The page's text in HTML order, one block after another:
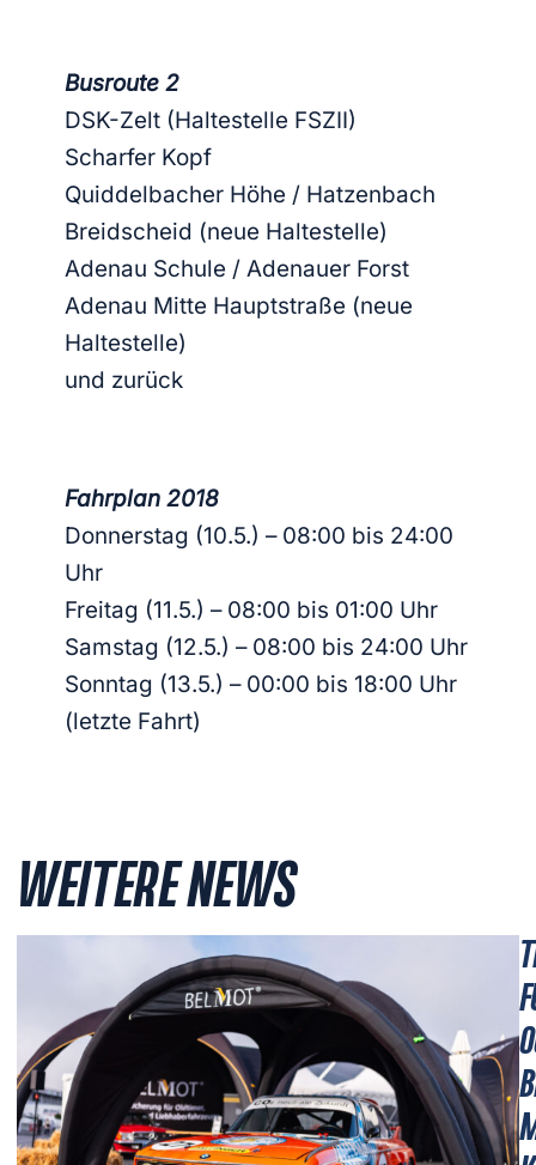
Busroute 2
DSK-Zelt (Haltestelle FSZII)
Scharfer Kopf
Quiddelbacher Höhe / Hatzenbach
Breidscheid (neue Haltestelle)
Adenau Schule / Adenauer Forst
Adenau Mitte Hauptstraße (neue
Haltestelle)
und zurück
Fahrplan 2018
Donnerstag (10.5.) – 08:00 bis 24:00
Uhr
Freitag (11.5.) – 08:00 bis 01:00 Uhr
Samstag (12.5.) – 08:00 bis 24:00 Uhr
Sonntag (13.5.) – 00:00 bis 18:00 Uhr
(letzte Fahrt)
WEITERE NEWS